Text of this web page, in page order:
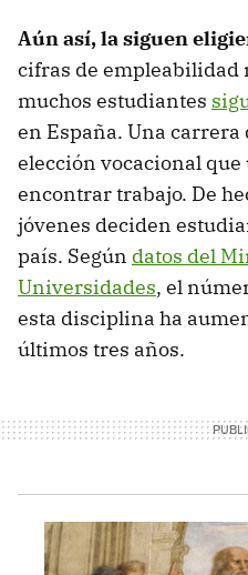
Aún así, la siguen
cifras de empleabilidad
muchos estudiantes
en España. Una carrera
elección vocacional
encontrar trabajo. De
jóvenes deciden
país. Según datos del
Universidades, el
esta disciplina ha
últimos tres años.